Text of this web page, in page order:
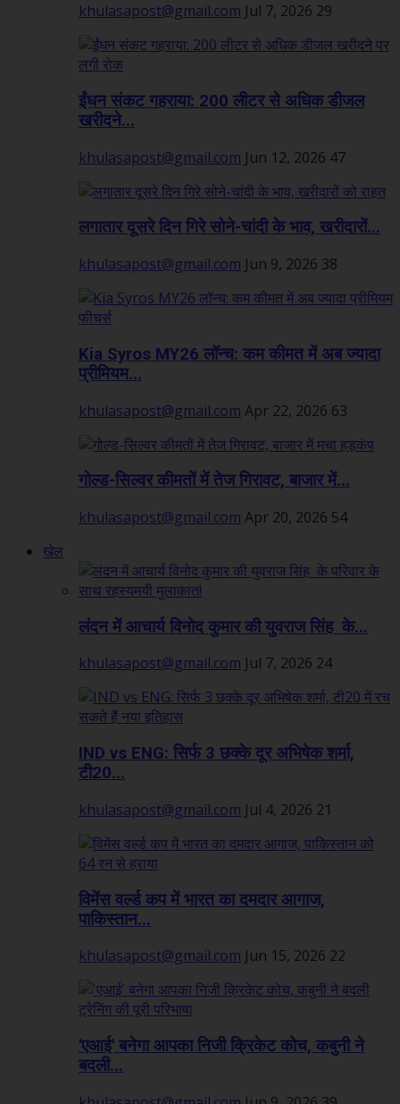
khulasapost@gmail.com Jul 7, 2026 29
ईंधन संकट गहराया: 200 लीटर से अधिक डीजल
खरीदने...
khulasapost@gmail.com Jun 12, 2026 47
लगातार दूसरे दिन गिरे सोने-चांदी के भाव, खरीदारों...
khulasapost@gmail.com Jun 9, 2026 38
Kia Syros MY26 लॉन्च: कम कीमत में अब ज्यादा
प्रीमियम...
khulasapost@gmail.com Apr 22, 2026 63
गोल्ड-सिल्वर कीमतों में तेज गिरावट, बाजार में...
khulasapost@gmail.com Apr 20, 2026 54
खेल
लंदन में आचार्य विनोद कुमार की युवराज सिंह के...
khulasapost@gmail.com Jul 7, 2026 24
IND vs ENG: सिर्फ 3 छक्के दूर अभिषेक शर्मा,
टी20...
khulasapost@gmail.com Jul 4, 2026 21
विमेंस वर्ल्ड कप में भारत का दमदार आगाज,
पाकिस्तान...
khulasapost@gmail.com Jun 15, 2026 22
'एआई' बनेगा आपका निजी क्रिकेट कोच, कबुनी ने
बदली...